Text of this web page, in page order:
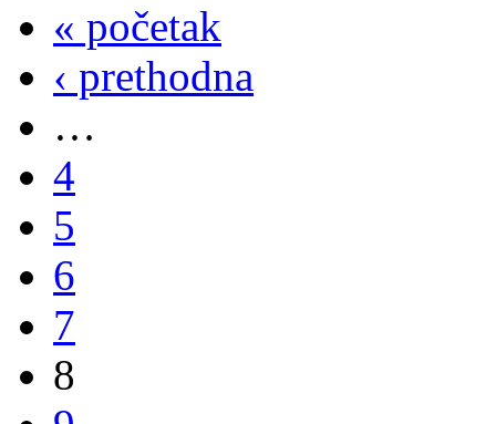
« početak
‹ prethodna
…
4
5
6
7
8